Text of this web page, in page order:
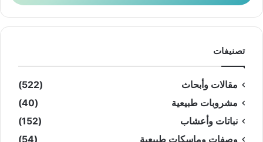
تصنيفات
مقالات وأبحاث
(522)
مشروبات طبيعية
(40)
نباتات وأعشاب
(152)
وصفات وماسكات طبيعية
(54)